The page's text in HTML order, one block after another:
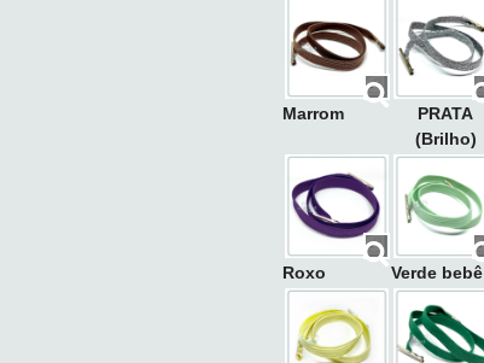
Marrom
PRATA
(Brilho)
Roxo Verde bebê